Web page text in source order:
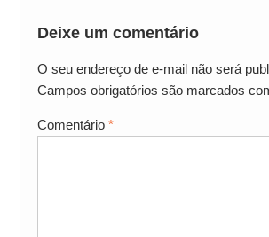
Deixe um comentário
O seu endereço de e-mail não será
Campos obrigatórios são marcados
Comentário *